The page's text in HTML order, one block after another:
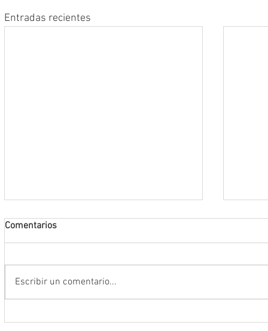
Entradas recientes
Comentarios
Escribir un comentario...